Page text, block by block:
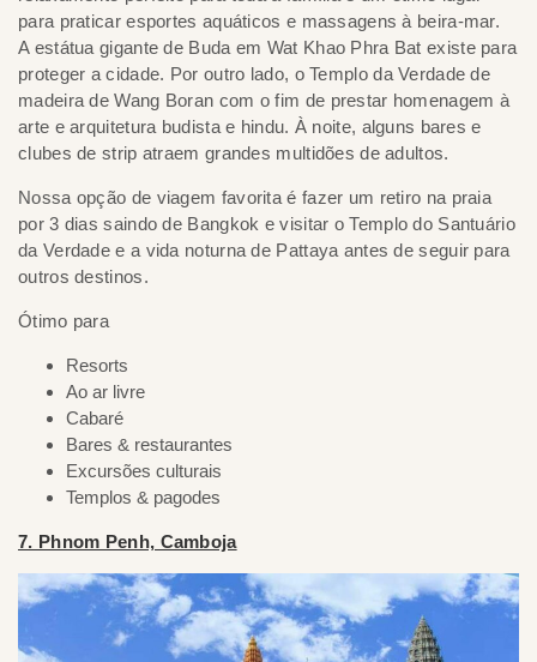
para praticar esportes aquáticos e massagens à beira-mar.
A estátua gigante de Buda em Wat Khao Phra Bat existe para
proteger a cidade. Por outro lado, o Templo da Verdade de
madeira de Wang Boran com o fim de prestar homenagem à
arte e arquitetura budista e hindu. À noite, alguns bares e
clubes de strip atraem grandes multidões de adultos.
Nossa opção de viagem favorita é fazer um retiro na praia
por 3 dias saindo de Bangkok e visitar o Templo do Santuário
da Verdade e a vida noturna de Pattaya antes de seguir para
outros destinos.
Ótimo para
Resorts
Ao ar livre
Cabaré
Bares & restaurantes
Excursões culturais
Templos & pagodes
7. Phnom Penh, Camboja